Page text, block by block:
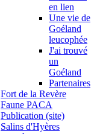
en lien
Une vie de
Goéland
leucophée
J'ai trouvé
un
Goéland
Partenaires
Fort de la Revère
Faune PACA
Publication (site)
Salins d'Hyères